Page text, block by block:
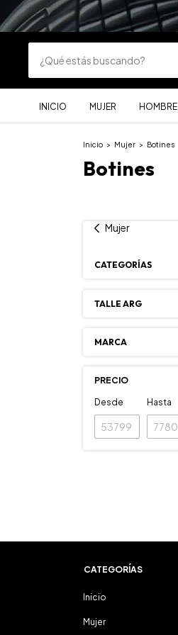
INICIO MUJER HOMBRE
Inicio > Mujer > Botines
Botines
Mujer
CATEGORÍAS
TALLE ARG
MARCA
PRECIO
Desde Hasta
CATEGORÍAS
Inicio
Mujer